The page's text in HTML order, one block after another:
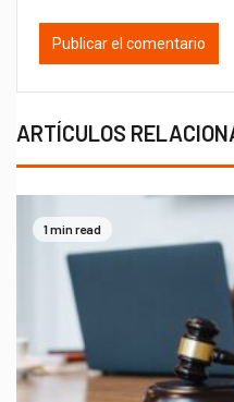
ARTÍCULOS
1 min read